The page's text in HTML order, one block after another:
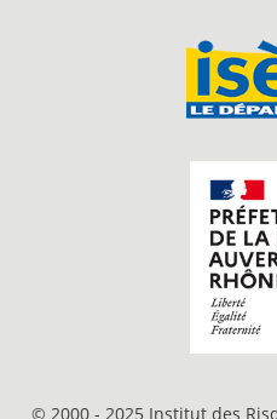
© 2000 - 2025 Institut des